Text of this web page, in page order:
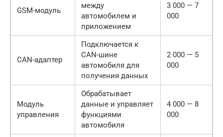
GSM-модуль
между
автомобилем и
приложением
3 000 — 7
000
CAN-адаптер
Подключается к
CAN-шине
автомобиля для
получения данных
2 000 — 5
000
Модуль
управления
Обрабатывает
данные и управляет
функциями
автомобиля
4 000 — 8
000